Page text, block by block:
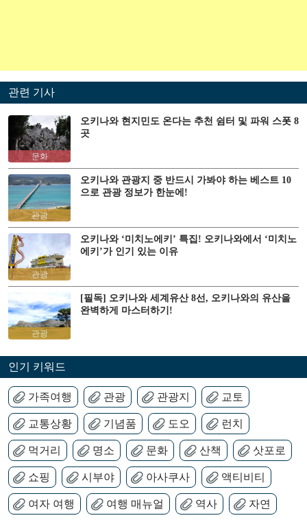
관련 기사
문화
오키나와 현지민도 온다는 추천 쉼터 및 파워 스폿 8
곳
관광
오키나와 관광지 중 반드시 가봐야 하는 베스트 10
으로 관광 정보가 한눈에!
관광
오키나와 ‘미치노에키’ 특집! 오키나와에서 ‘미치노
에키’가 인기 있는 이유
관광
[필독] 오키나와 세계유산 8선, 오키나와의 유산을
완벽하게 마스터하기!
인기 키워드
가족여행 관광 관광지 교토
교통상황 기념품 도오 런치
먹거리 명소 문화 산책 삿포로
쇼핑 시부야 아사쿠사 액티비티
여자 여행 여행 매뉴얼 역사 자연